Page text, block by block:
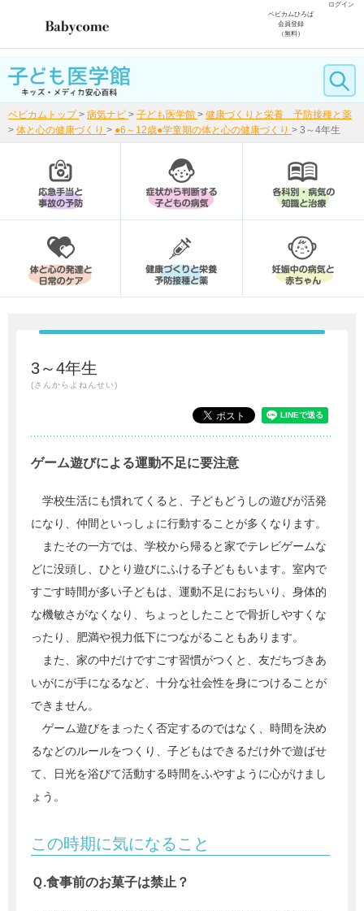
ログイン
ベビカムひろば
会員登録
（無料）
ベビカムトップ > 病気ナビ > 子ども医学館 > 健康づくりと栄養 予防接種と薬
> 体と心の健康づくり > ●6～12歳●学童期の体と心の健康づくり > 3～4年生
3～4年生
(さんからよねんせい)
ゲーム遊びによる運動不足に要注意
学校生活にも慣れてくると、子どもどうしの遊びが活発
になり、仲間といっしょに行動することが多くなります。
またその一方では、学校から帰ると家でテレビゲームな
どに没頭し、ひとり遊びにふける子どももいます。室内で
すごす時間が多い子どもは、運動不足におちいり、身体的
な機敏さがなくなり、ちょっとしたことで骨折しやすくな
ったり、肥満や視力低下につながることもあります。
また、家の中だけですごす習慣がつくと、友だちづきあ
いがにが手になるなど、十分な社会性を身につけることが
できません。
ゲーム遊びをまったく否定するのではなく、時間を決め
るなどのルールをつくり、子どもはできるだけ外で遊ばせ
て、日光を浴びて活動する時間をふやすように心がけまし
ょう。
この時期に気になること
Ｑ.食事前のお菓子は禁止？